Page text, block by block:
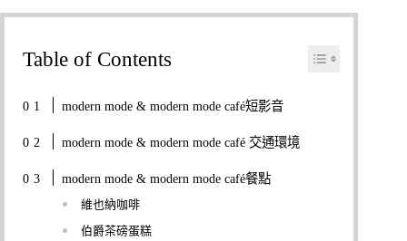
Table of Contents
modern mode & modern mode café短影音
modern mode & modern mode café 交通環境
modern mode & modern mode café餐點
維也納咖啡
伯爵茶磅蛋糕